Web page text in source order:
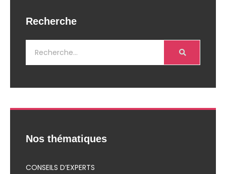
Recherche
Nos thématiques
CONSEILS D’EXPERTS